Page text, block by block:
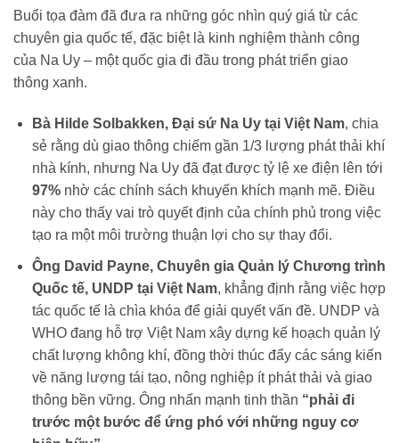
Buổi tọa đàm đã đưa ra những góc nhìn quý giá từ các
chuyên gia quốc tế, đặc biệt là kinh nghiệm thành công
của Na Uy – một quốc gia đi đầu trong phát triển giao
thông xanh.
Bà Hilde Solbakken, Đại sứ Na Uy tại Việt Nam, chia
sẻ rằng dù giao thông chiếm gần 1/3 lượng phát thải khí
nhà kính, nhưng Na Uy đã đạt được tỷ lệ xe điện lên tới
97%nhờ các chính sách khuyến khích mạnh mẽ. Điều
này cho thấy vai trò quyết định của chính phủ trong việc
tạo ra một môi trường thuận lợi cho sự thay đổi.
Ông David Payne, Chuyên gia Quản lý Chương trình
Quốc tế, UNDP tại Việt Nam, khẳng định rằng việc hợp
tác quốc tế là chìa khóa để giải quyết vấn đề. UNDP và
WHO đang hỗ trợ Việt Nam xây dựng kế hoạch quản lý
chất lượng không khí, đồng thời thúc đẩy các sáng kiến
về năng lượng tái tạo, nông nghiệp ít phát thải và giao
thông bền vững. Ông nhấn mạnh tinh thần “phải đi
trước một bước để ứng phó với những nguy cơ